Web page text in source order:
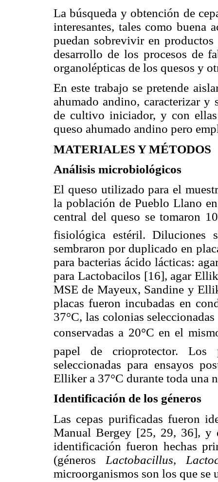
La búsqueda y obtención de
interesantes, tales como
puedan sobrevivir en
desarrollo de los procesos de
organolépticas de los quesos y
En este trabajo se pretende
ahumado andino, caracterizar y
de cultivo iniciador, y con ellas
queso ahumado andino pero
MATERIALES Y MÉTODOS
Análisis microbiológicos
El queso utilizado para el
la población de Pueblo Llano
central del queso se tomaron
fisiológica estéril. Diluciones
sembraron por duplicado en
para bacterias ácido lácticas:
para Lactobacilos [16], agar
MSE de Mayeux, Sandine y
placas fueron incubadas en
37°C, las colonias
conservadas a 20°C en el
papel de crioprotector. Los
seleccionadas para ensayos
Elliker a 37°C durante toda una
Identificación de los géneros
Las cepas purificadas fueron
Manual Bergey [25, 29, 36], y
identificación fueron hechas
(géneros Lactobacillus,
microorganismos son los que se